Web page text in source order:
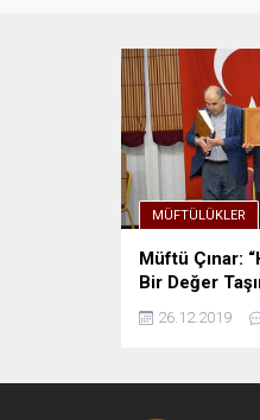
MÜFTÜLÜKLER
Müftü Çınar:
Bir Değer
26.12.2019